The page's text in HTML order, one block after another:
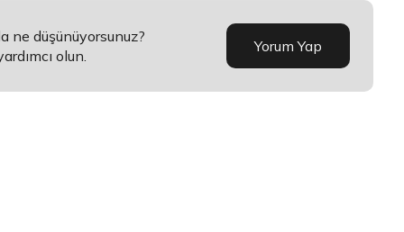
ne düşünüyorsunuz?
olun.
Yorum Yap